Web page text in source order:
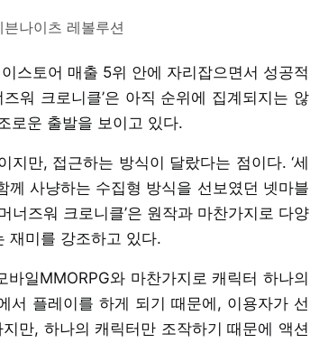
나이츠 레볼루션
스토어 매출 5위 안에 자리잡으면서 성공적
워 크로니클’은 아직 순위에 집계되지는 않
로운 출발을 보이고 있다.
만, 접근하는 방식이 달랐다는 점이다. ‘세
께 사냥하는 수집형 방식을 선보였던 넷마블
너즈워 크로니클’은 원작과 마찬가지로 다양
재미를 강조하고 있다.
바일MMORPG와 마찬가지로 캐릭터 하나의
서 플레이를 하게 되기 때문에, 이용자가 선
만, 하나의 캐릭터만 조작하기 때문에 액션